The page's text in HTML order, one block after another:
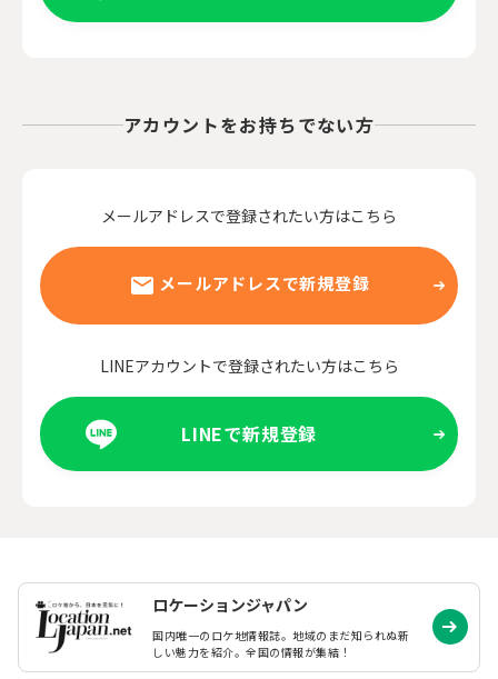
アカウントをお持ちでない方
メールアドレスで登録されたい方はこちら
メールアドレスで新規登録
LINEアカウントで登録されたい方はこちら
LINEで新規登録
ロケーションジャパン
国内唯一のロケ地情報誌。地域のまだ知られぬ新
しい魅力を紹介。全国の情報が集結！